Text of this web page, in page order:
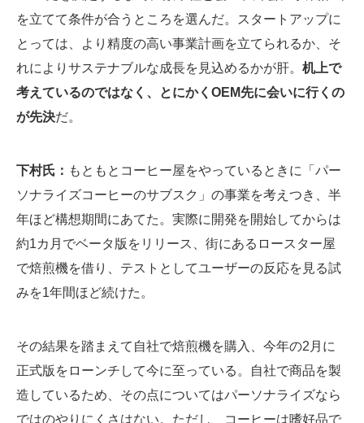
を立てて条件が合うところを選んだ。スタートアップに
とっては、より精度の高い事業計画を立てられるか、そ
れによりサステナブルな成長を見込めるかが肝。 机上で
考えているのではなく、とにかくOEM先に会いに行くの
が先決だ。
下村氏： もともとコーヒー屋をやっているときに「パー
ソナライズコーヒーのサブスク」の事業を考えつき、半
年ほど構想期間にあてた。実際に開発を開始してからは
約1カ月でベータ版をリリース、街にあるロースター屋
で焙煎機を借り、テストとしてユーザーの反応を見る試
みを1年間ほど続けた。
その結果を踏まえて自社で焙煎機を購入、今年の2月に
正式版をローンチして今に至っている。自社で商品を製
造しているため、その点についてはパーソナライズなら
ではのやりにくさはない。ただし、コーヒーは嗜好品で